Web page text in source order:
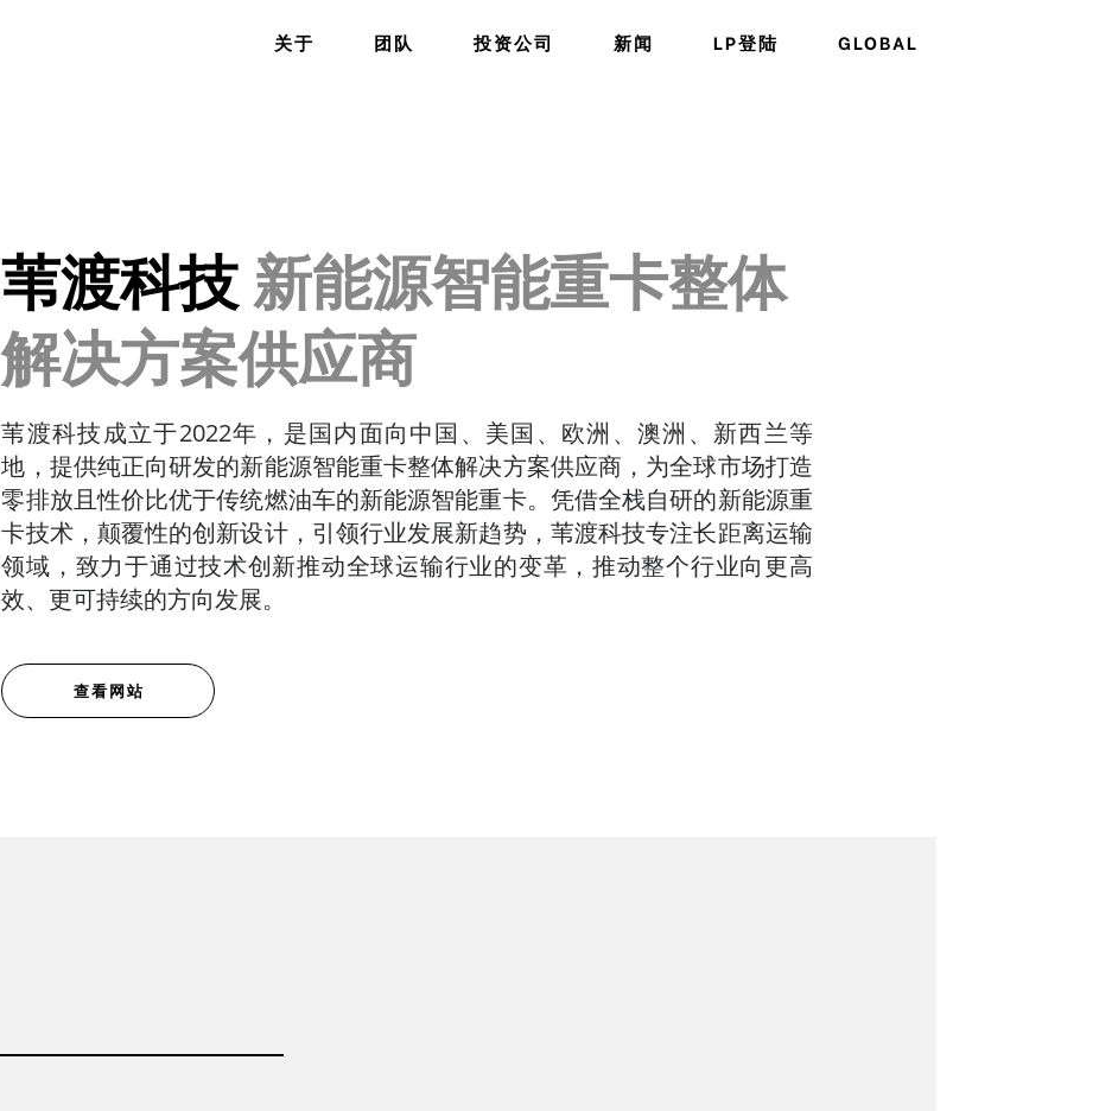
关于 团队 投资公司 新闻 LP登陆 GLOBAL
苇渡科技 新能源智能重卡整体
解决方案供应商
苇渡科技成立于2022年，是国内面向中国、美国、欧洲、澳洲、新西兰等
地，提供纯正向研发的新能源智能重卡整体解决方案供应商，为全球市场打造
零排放且性价比优于传统燃油车的新能源智能重卡。凭借全栈自研的新能源重
卡技术，颠覆性的创新设计，引领行业发展新趋势，苇渡科技专注长距离运输
领域，致力于通过技术创新推动全球运输行业的变革，推动整个行业向更高
效、更可持续的方向发展。
查看网站